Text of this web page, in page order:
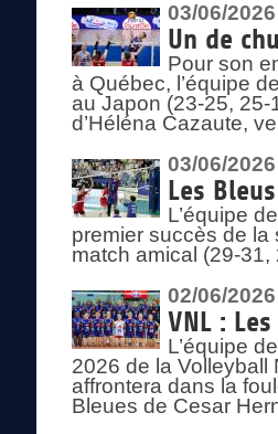
03/06/2026
Un de
Pour son
à Québec, l’équipe
au Japon (23-25,
d’Héléna Cazaute,
03/06/2026
Les
L’équipe
premier succès de la
match amical (29-
02/06/2026
VNL :
L’équipe
2026 de la
affrontera dans la
Bleues de Cesar